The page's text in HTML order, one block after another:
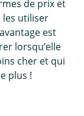
de prix et
les utiliser
est
lorsqu’elle
cher et qui
plus !